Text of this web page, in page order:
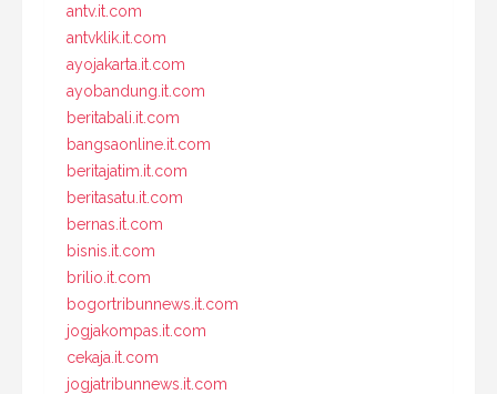
antv.it.com
antvklik.it.com
ayojakarta.it.com
ayobandung.it.com
beritabali.it.com
bangsaonline.it.com
beritajatim.it.com
beritasatu.it.com
bernas.it.com
bisnis.it.com
brilio.it.com
bogortribunnews.it.com
jogjakompas.it.com
cekaja.it.com
jogjatribunnews.it.com